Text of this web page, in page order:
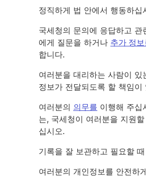
정직하게 법 안에서 행동하십
국세청의 문의에 응답하고
에게 질문을 하거나 추가 정
합니다.
여러분을 대리하는 사람이
정보가 전달되도록 할 책임이
여러분의 의무를 이행해 주십
는, 국세청이 여러분을 지원
십시오.
기록을 잘 보관하고 필요할
여러분의 개인정보를 안전하